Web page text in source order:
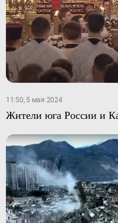
11:50, 5 мая 2024
Жители юга России и